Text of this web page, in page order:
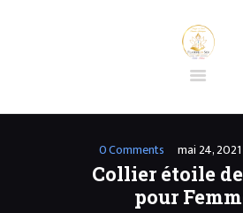
0Comments mai 24, 2021
Collier étoile
pour
ACCUEIL
BOUTIQUE EN
LIGNE
PRESTATIONS